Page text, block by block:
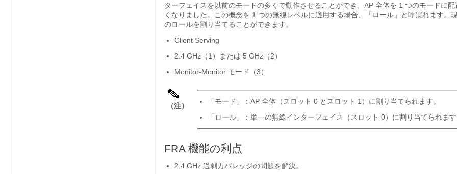
ターフェイスを以前のモードの多くで動作させることができ、AP 全体を 1 つのモードに
くなりました。この概念を 1 つの無線レベルに適用する場合、「ロール」と呼ばれます。
のロールを割り当てることができます。
Client Serving
2.4 GHz（1）または 5 GHz（2）
Monitor-Monitor モード（3）
（注）
「モード」：AP 全体（スロット 0 とスロット 1）に割り当てられます。
「ロール」：単一の無線インターフェイス（スロット 0）に割り当てられます
FRA 機能の利点
2.4 GHz 過剰カバレッジの問題を解決。